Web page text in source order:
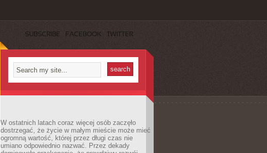
SUBSCRIBE FACEBOOK TWITTER
W ostatnich latach coraz więcej osób zaczęło
dostrzegać, że życie w małym mieście może mieć
ogromną wartość, której przez długi czas nie
umiano odpowiednio nazwać. Przez dekady